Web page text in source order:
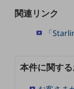
タフネススマートフォン
データ通信製品
5G対応ホームルーター
関連リンク
「
本件に関す